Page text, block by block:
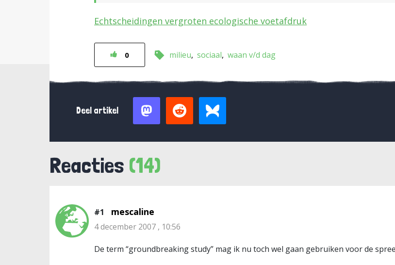
Echtscheidingen vergroten ecologische voetafdruk
0 milieu sociaal waan v/d dag
Deel artikel
Reacties (14)
#1 mescaline
4 december 2007 , 10:56
De term “groundbreaking study” mag ik nu toch wel gaan gebruiken voor de